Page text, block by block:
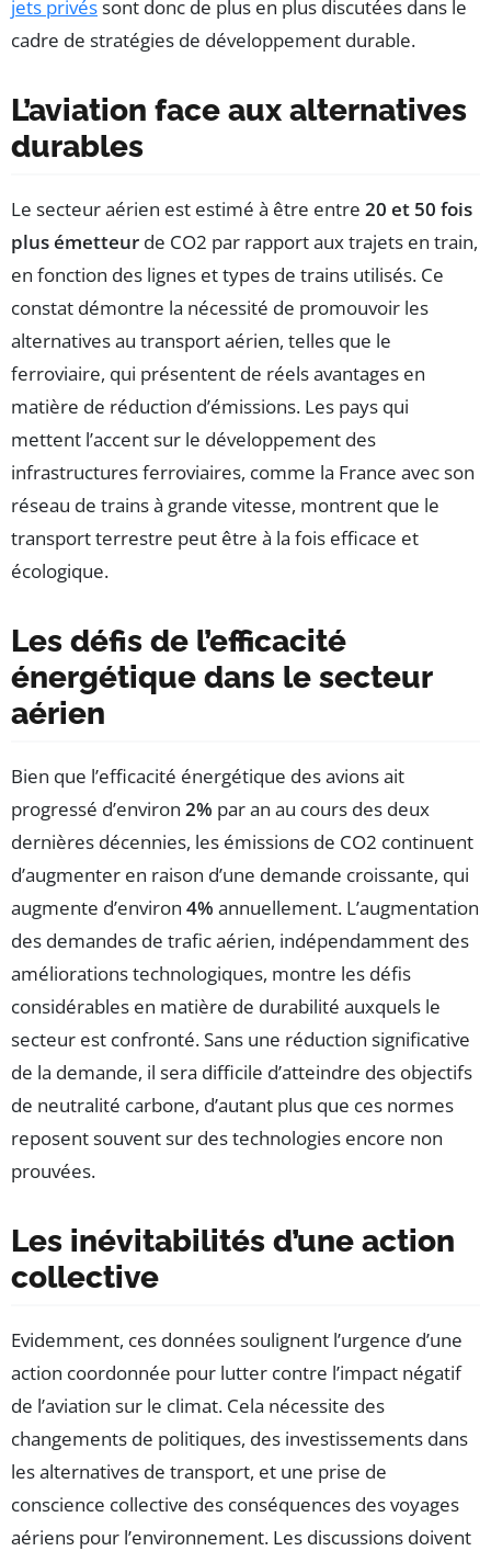
jets privéssont donc de plus en plus discutées dans le
cadre de stratégies de développement durable.
L’aviation face aux alternatives
durables
Le secteur aérien est estimé à être entre 20 et 50 fois
plus émetteur de CO2 par rapport aux trajets en train,
en fonction des lignes et types de trains utilisés. Ce
constat démontre la nécessité de promouvoir les
alternatives au transport aérien, telles que le
ferroviaire, qui présentent de réels avantages en
matière de réduction d’émissions. Les pays qui
mettent l’accent sur le développement des
infrastructures ferroviaires, comme la France avec son
réseau de trains à grande vitesse, montrent que le
transport terrestre peut être à la fois efficace et
écologique.
Les défis de l’efficacité
énergétique dans le secteur
aérien
Bien que l’efficacité énergétique des avions ait
progressé d’environ 2% par an au cours des deux
dernières décennies, les émissions de CO2 continuent
d’augmenter en raison d’une demande croissante, qui
augmente d’environ 4% annuellement. L’augmentation
des demandes de trafic aérien, indépendamment des
améliorations technologiques, montre les défis
considérables en matière de durabilité auxquels le
secteur est confronté. Sans une réduction significative
de la demande, il sera difficile d’atteindre des objectifs
de neutralité carbone, d’autant plus que ces normes
reposent souvent sur des technologies encore non
prouvées.
Les inévitabilités d’une action
collective
Evidemment, ces données soulignent l’urgence d’une
action coordonnée pour lutter contre l’impact négatif
de l’aviation sur le climat. Cela nécessite des
changements de politiques, des investissements dans
les alternatives de transport, et une prise de
conscience collective des conséquences des voyages
aériens pour l’environnement. Les discussions doivent